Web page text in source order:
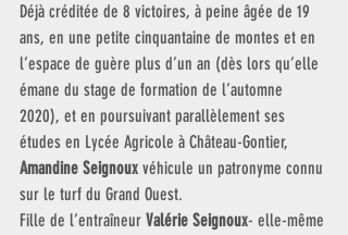
Déjà créditée de 8 victoires, à peine âgée de 19
ans, en une petite cinquantaine de montes et en
l’espace de guère plus d’un an (dès lors qu’elle
émane du stage de formation de l’automne
2020), et en poursuivant parallèlement ses
études en Lycée Agricole à Château-Gontier,
Amandine Seignoux véhicule un patronyme connu
sur le turf du Grand Ouest.
Fille de l’entraîneur Valérie Seignoux- elle-même